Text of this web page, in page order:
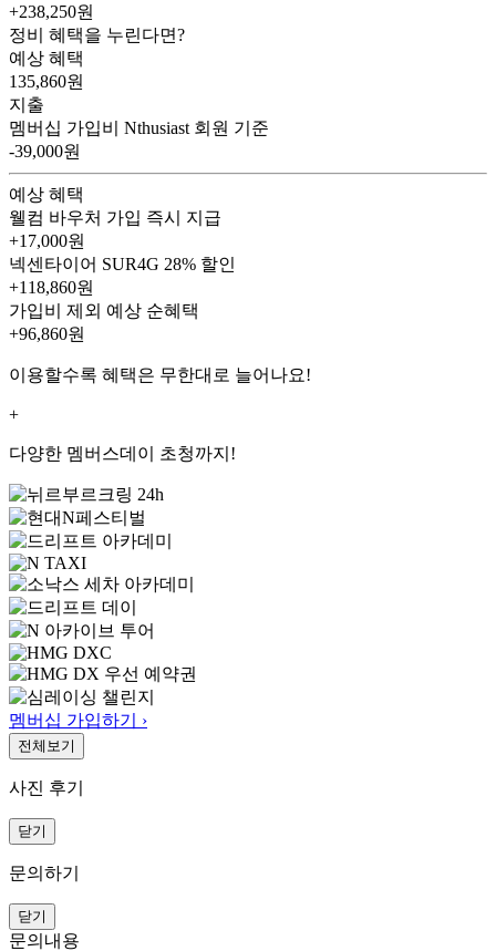
+238,250원
정비 혜택을 누린다면?
예상 혜택
135,860원
지출
멤버십 가입비
Nthusiast 회원 기준
-39,000원
예상 혜택
웰컴 바우처 가입 즉시 지급
+17,000원
넥센타이어 SUR4G 28% 할인
+118,860원
가입비 제외 예상 순혜택
+96,860원
이용할수록 혜택은 무한대로 늘어나요!
+
다양한 멤버스데이 초청까지!
멤버십 가입하기 ›
전체보기
사진 후기
닫기
문의하기
닫기
문의내용